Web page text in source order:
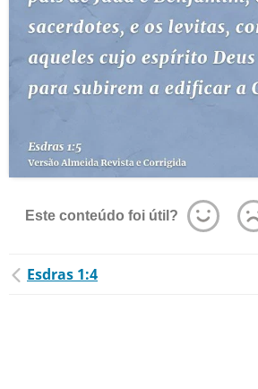
Este conteúdo foi útil?
Esdras 1:4